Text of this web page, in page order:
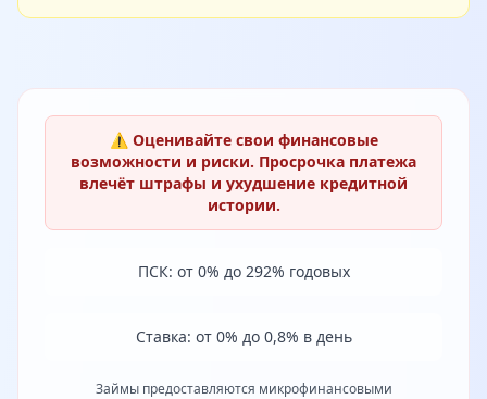
⚠️ Оценивайте свои финансовые
возможности и риски. Просрочка платежа
влечёт штрафы и ухудшение кредитной
истории.
ПСК: от 0% до 292% годовых
Ставка: от 0% до 0,8% в день
Займы предоставляются микрофинансовыми